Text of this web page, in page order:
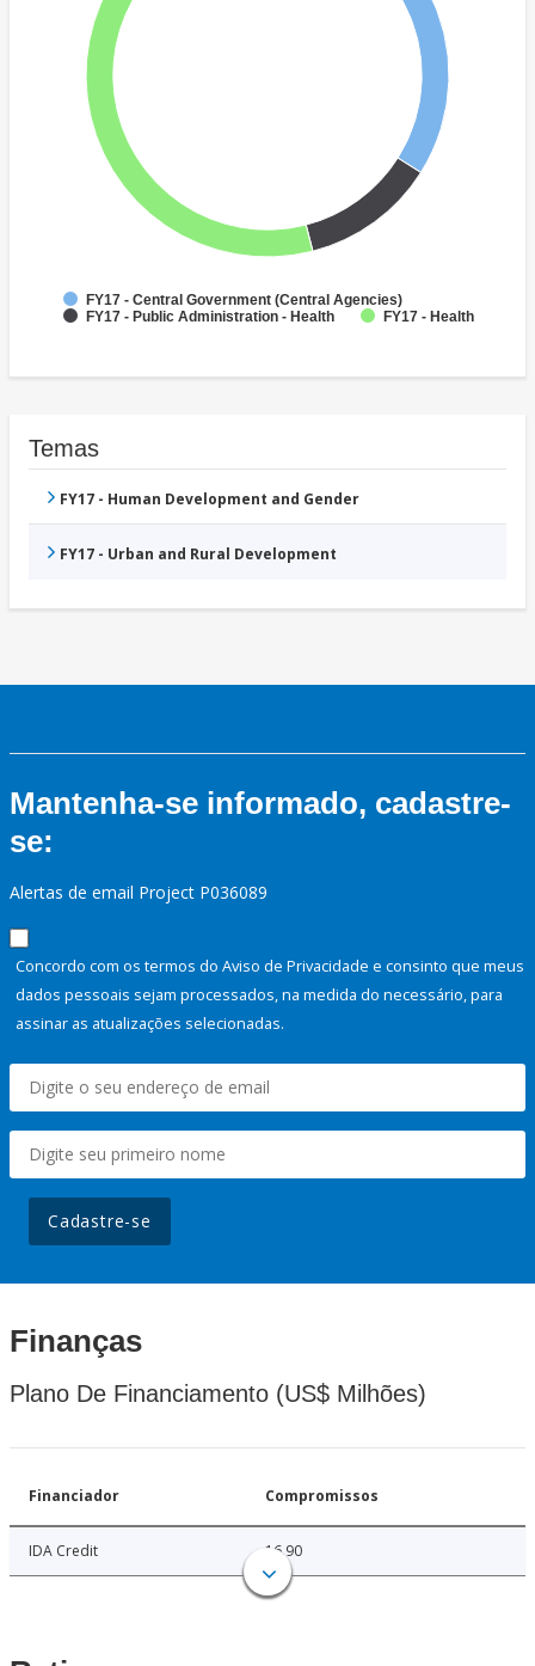
FY17 - Central Government (Central Agencies)
FY17 - Public Administration - Health
FY17 - Health
Temas
FY17 - Human Development and Gender
FY17 - Urban and Rural Development
Mantenha-se informado, cadastre-
se:
Alertas de email Project P036089
Concordo com os termos do Aviso de Privacidade e consinto que meus
dados pessoais sejam processados, na medida do necessário, para
assinar as atualizações selecionadas.
Cadastre-se
Finanças
Plano De Financiamento (US$ Milhões)
Financiador Compromissos
IDA Credit 16.90